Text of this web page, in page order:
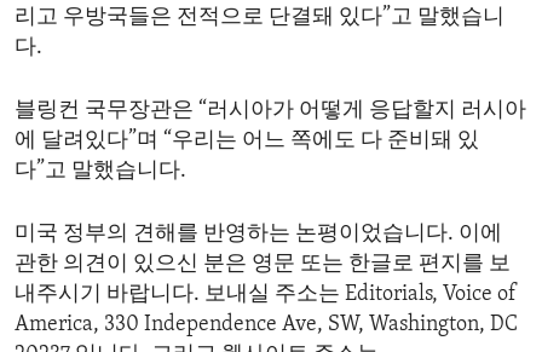
리고 우방국들은 전적으로 단결돼 있다”고 말했습니
다.
블링컨 국무장관은 “러시아가 어떻게 응답할지 러시아
에 달려있다”며 “우리는 어느 쪽에도 다 준비돼 있
다”고 말했습니다.
미국 정부의 견해를 반영하는 논평이었습니다. 이에
관한 의견이 있으신 분은 영문 또는 한글로 편지를 보
내주시기 바랍니다. 보내실 주소는 Editorials, Voice of
America, 330 Independence Ave, SW, Washington, DC